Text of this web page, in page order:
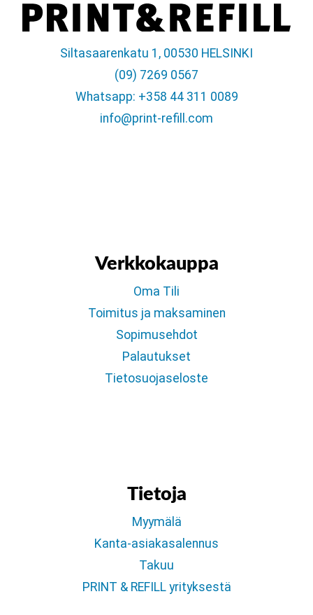
Siltasaarenkatu 1, 00530 HELSINKI
(09) 7269 0567
Whatsapp: +358 44 311 0089
info@print-refill.com
Verkkokauppa
Oma Tili
Toimitus ja maksaminen
Sopimusehdot
Palautukset
Tietosuojaseloste
Tietoja
Myymälä
Kanta-asiakasalennus
Takuu
PRINT & REFILL yrityksestä